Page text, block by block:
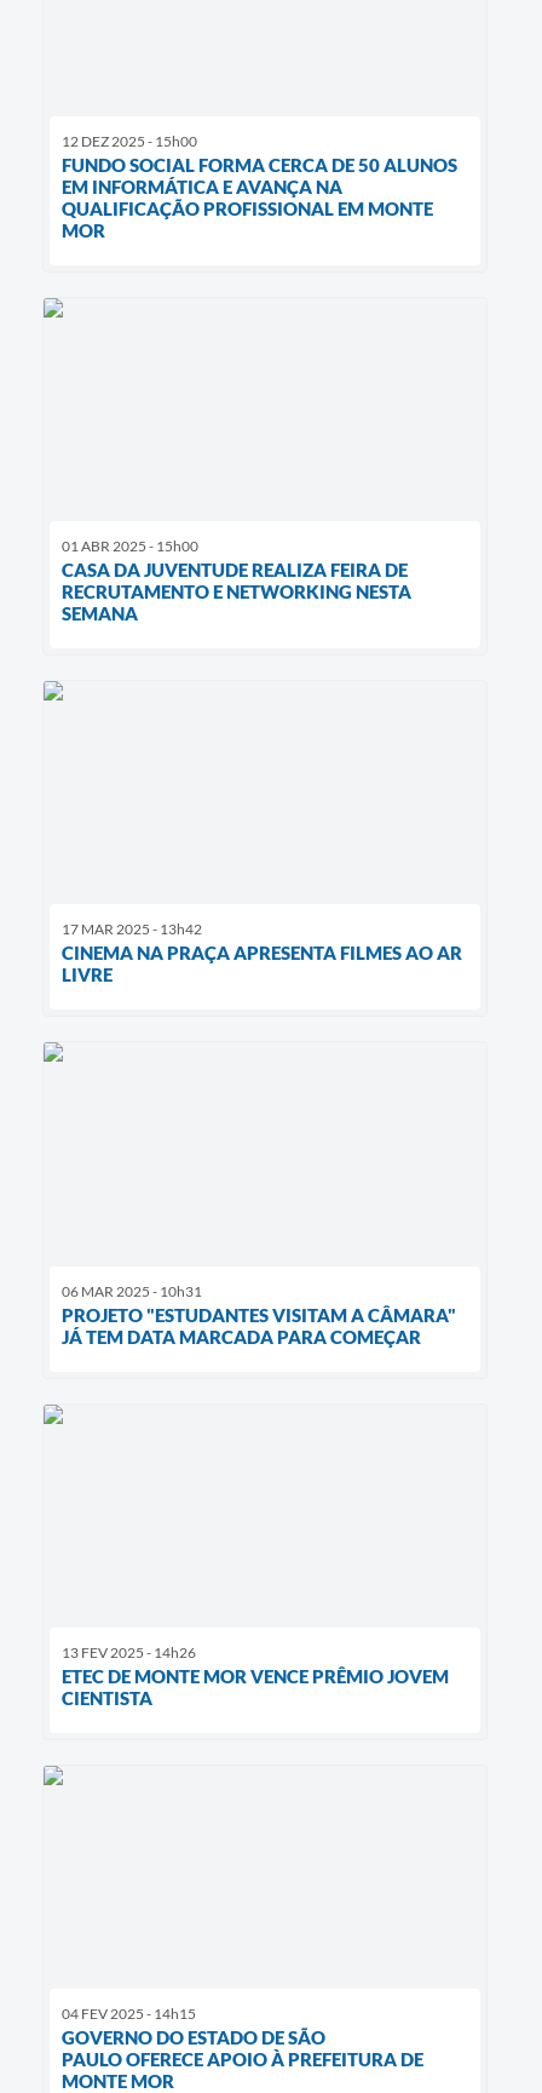
12 DEZ 2025 - 15h00
FUNDO SOCIAL FORMA CERCA DE 50 ALUNOS
EM INFORMÁTICA E AVANÇA NA
QUALIFICAÇÃO PROFISSIONAL EM MONTE
MOR
01 ABR 2025 - 15h00
CASA DA JUVENTUDE REALIZA FEIRA DE
RECRUTAMENTO E NETWORKING NESTA
SEMANA
17 MAR 2025 - 13h42
CINEMA NA PRAÇA APRESENTA FILMES AO AR
LIVRE
06 MAR 2025 - 10h31
PROJETO "ESTUDANTES VISITAM A CÂMARA"
JÁ TEM DATA MARCADA PARA COMEÇAR
13 FEV 2025 - 14h26
ETEC DE MONTE MOR VENCE PRÊMIO JOVEM
CIENTISTA
04 FEV 2025 - 14h15
GOVERNO DO ESTADO DE SÃO
PAULO OFERECE APOIO À PREFEITURA DE
MONTE MOR